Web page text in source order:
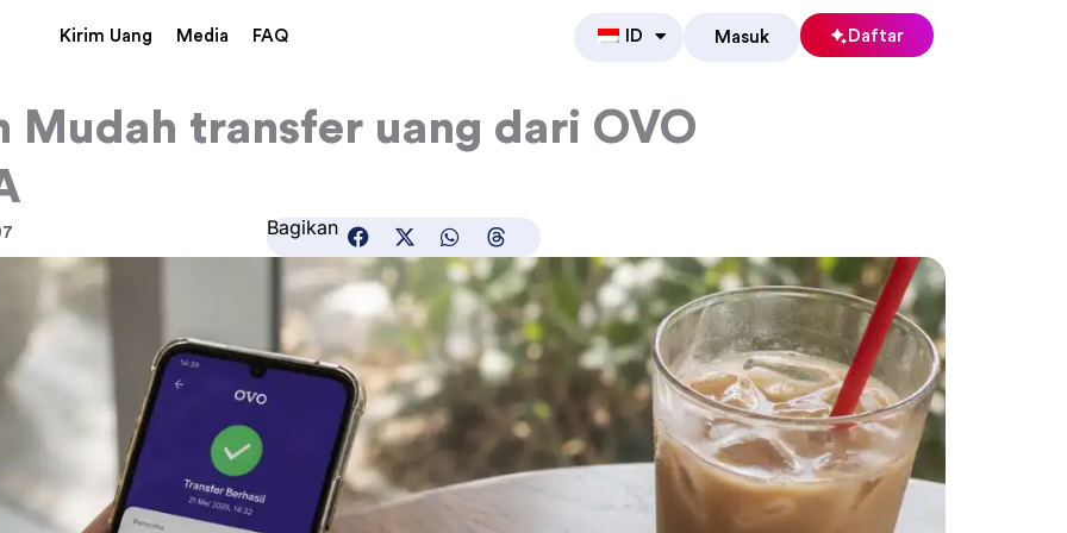
Kirim Uang Media FAQ Daftar
Masuk
ID
Mudah transfer uang dari OVO
Bagikan